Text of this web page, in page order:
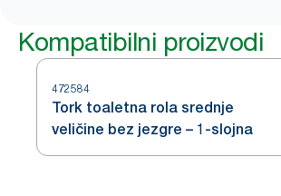
Kompatibilni proizvodi
472584
Tork toaletna rola srednje
veličine bez jezgre – 1-slojna